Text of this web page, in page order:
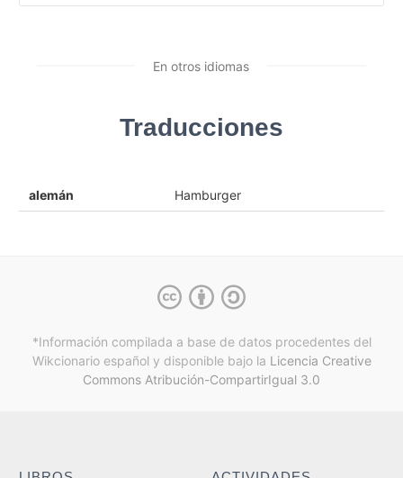
En otros idiomas
Traducciones
alemán Hamburger
*Información compilada a base de datos procedentes del
Wikcionario español y disponible bajo la Licencia Creative
Commons Atribución-CompartirIgual 3.0